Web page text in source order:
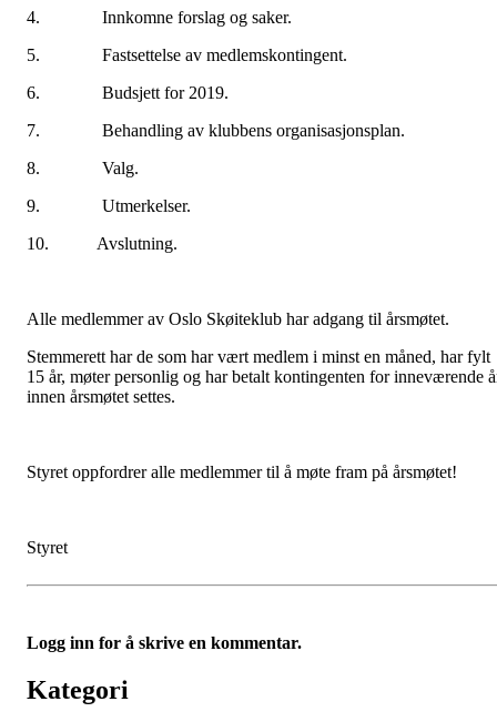
4. Innkomne forslag og saker.
5. Fastsettelse av medlemskontingent.
6. Budsjett for 2019.
7. Behandling av klubbens organisasjonsplan.
8. Valg.
9. Utmerkelser.
10. Avslutning.
Alle medlemmer av Oslo Skøiteklub har adgang til årsmøtet.
Stemmerett har de som har vært medlem i minst en måned, har fylt
15 år, møter personlig og har betalt kontingenten for inneværende
innen årsmøtet settes.
Styret oppfordrer alle medlemmer til å møte fram på årsmøtet!
Styret
Logg inn for å skrive en kommentar.
Kategori